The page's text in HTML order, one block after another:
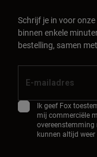
Schrijf je in voor
binnen enkele
bestelling, samen
Ik geef Fox
mij commerciële
overeenstemming
kunnen altijd